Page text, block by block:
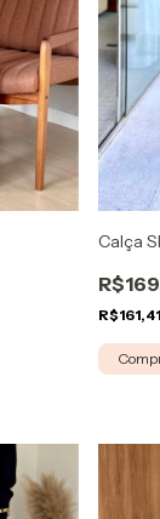
Calça
R$161,41